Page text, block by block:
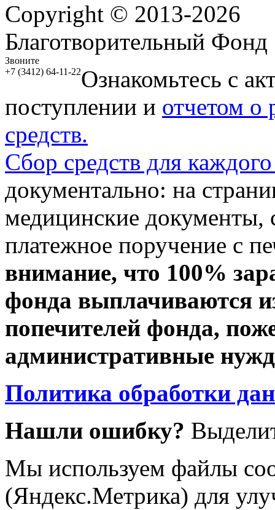
Copyright © 2013-2026
Благотворительный
Звоните
+7 (3412) 64-11-22Ознакомьтесь с
поступлении и отчетом о
средств.
Сбор средств для
документально: на
медицинские документы,
платежное поручение с
внимание, что 100%
фонда выплачиваются
попечителей фонда,
административные
Политика обработки
Нашли ошибку?
Мы используем файлы
(Яндекс.Метрика) для